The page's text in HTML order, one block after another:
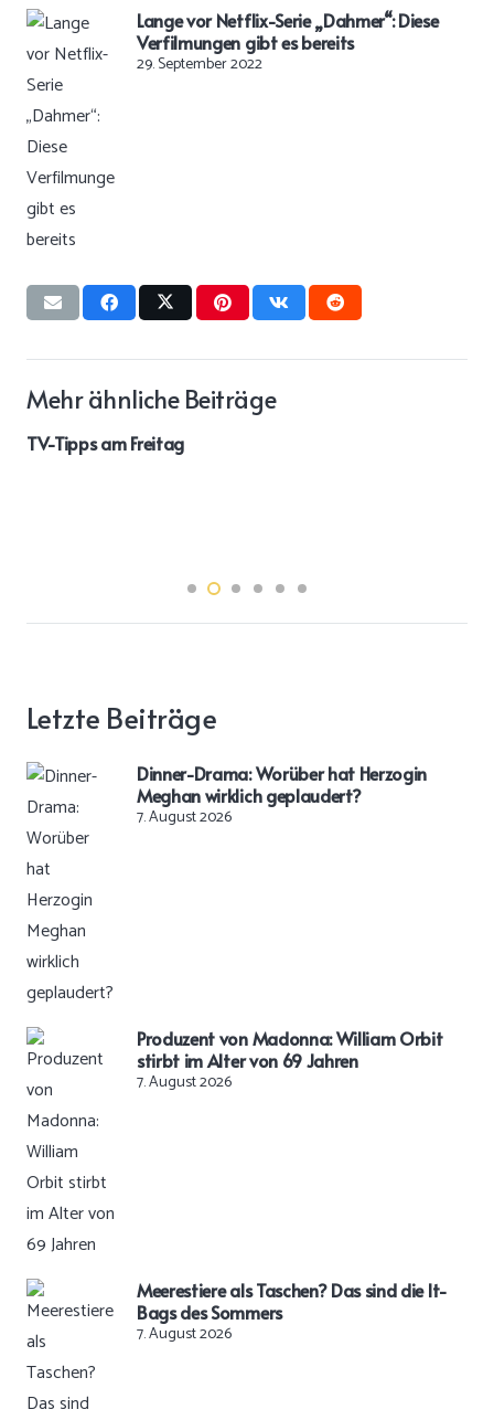
Lange vor Netflix-Serie „Dahmer“: Diese
Verfilmungen gibt es bereits
29. September 2022
Mehr ähnliche Beiträge
TV-Tipps am Freitag
Letzte Beiträge
Dinner-Drama: Worüber hat Herzogin
Meghan wirklich geplaudert?
7. August 2026
Produzent von Madonna: William Orbit
stirbt im Alter von 69 Jahren
7. August 2026
Meerestiere als Taschen? Das sind die It-
Bags des Sommers
7. August 2026